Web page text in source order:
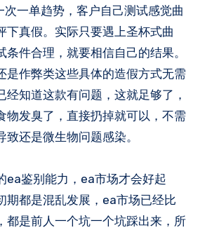
下真假。实际只要遇上圣杯式曲
件合理，就要相信自己的结果。
是作弊类这些具体的造假方式无需
经知道这款有问题，这就足够了，
物发臭了，直接扔掉就可以，不需
还是微生物问题感染。
ea鉴别能力，ea市场才会好起
期都是混乱发展，ea市场已经比
都是前人一个坑一个坑踩出来，所